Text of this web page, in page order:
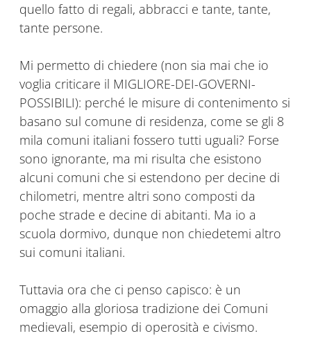
quello fatto di regali, abbracci e tante, tante,
tante persone.
Mi permetto di chiedere (non sia mai che io
voglia criticare il MIGLIORE-DEI-GOVERNI-
POSSIBILI): perché le misure di contenimento si
basano sul comune di residenza, come se gli 8
mila comuni italiani fossero tutti uguali? Forse
sono ignorante, ma mi risulta che esistono
alcuni comuni che si estendono per decine di
chilometri, mentre altri sono composti da
poche strade e decine di abitanti. Ma io a
scuola dormivo, dunque non chiedetemi altro
sui comuni italiani.
Tuttavia ora che ci penso capisco: è un
omaggio alla gloriosa tradizione dei Comuni
medievali, esempio di operosità e civismo.